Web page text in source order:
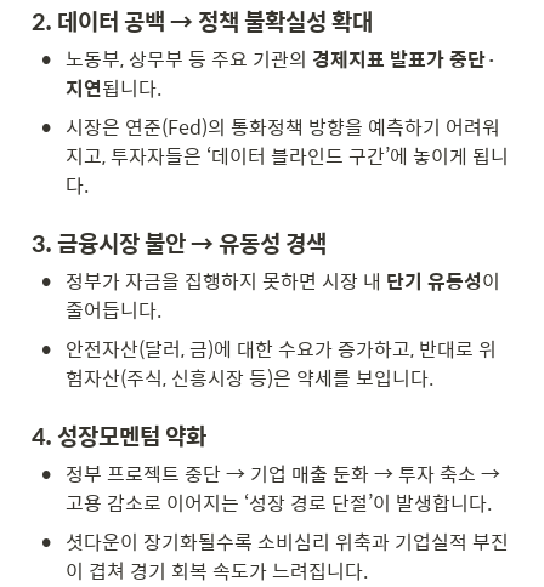
2. 데이터 공백 → 정책 불확실성 확대
• 노동부, 상무부 등 주요 기관의 경제지표 발표가 중단·
지연됩니다.
• 시장은 연준(Fed)의 통화정책 방향을 예측하기 어려워
지고, 투자자들은 ‘데이터 블라인드 구간’에 놓이게 됩니
다.
3. 금융시장 불안 → 유동성 경색
• 정부가 자금을 집행하지 못하면 시장 내 단기 유동성이
줄어듭니다.
• 안전자산(달러, 금)에 대한 수요가 증가하고, 반대로 위
험자산(주식, 신흥시장 등)은 약세를 보입니다.
4. 성장모멘텀 약화
• 정부 프로젝트 중단 → 기업 매출 둔화 → 투자 축소 →
고용 감소로 이어지는 ‘성장 경로 단절’이 발생합니다.
• 셧다운이 장기화될수록 소비심리 위축과 기업실적 부진
이 겹쳐 경기 회복 속도가 느려집니다.